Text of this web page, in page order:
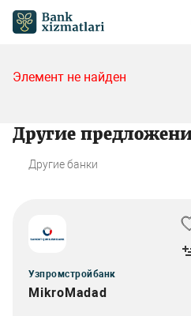
Элемент не найден
Другие
Другие банки
Узпромстройбанк
MikroMadad